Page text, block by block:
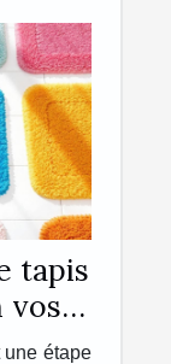
tapis
vos
étape